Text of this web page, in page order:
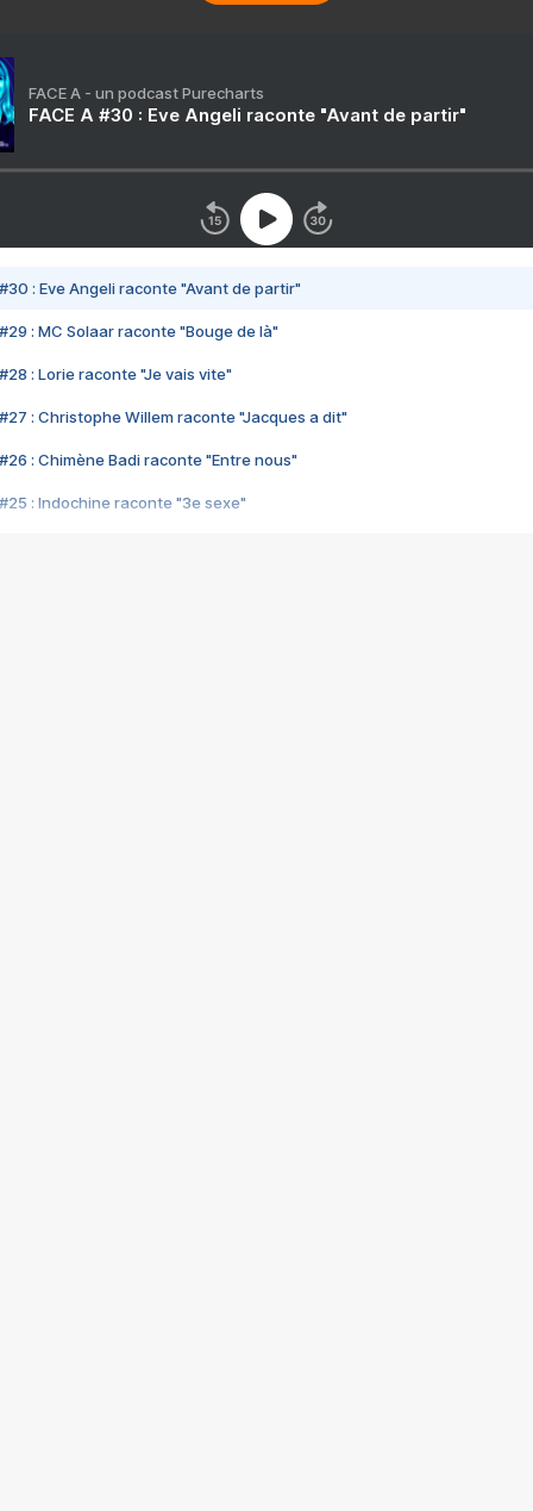
FACE A - un podcast Purecharts
FACE A #30 : Eve Angeli raconte "Avant de partir"
#30 : Eve Angeli raconte "Avant de partir"
#29 : MC Solaar raconte "Bouge de là"
#28 : Lorie raconte "Je vais vite"
#27 : Christophe Willem raconte "Jacques a dit"
#26 : Chimène Badi raconte "Entre nous"
#25 : Indochine raconte "3e sexe"